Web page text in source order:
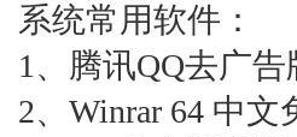
系统常用软件：
1、腾讯QQ去广告
2、Winrar 64 中文